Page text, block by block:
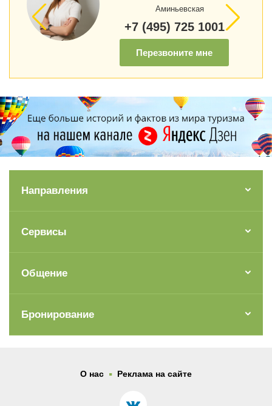
Аминьевская
+7 (495) 725 1001
Перезвоните мне
Направления
Сервисы
Общение
Бронирование
О нас . Реклама на сайте